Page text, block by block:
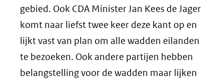
gebied. Ook CDA Minister Jan Kees de Jager
komt naar liefst twee keer deze kant op en
lijkt vast van plan om alle wadden eilanden
te bezoeken. Ook andere partijen hebben
belangstelling voor de wadden maar lijken